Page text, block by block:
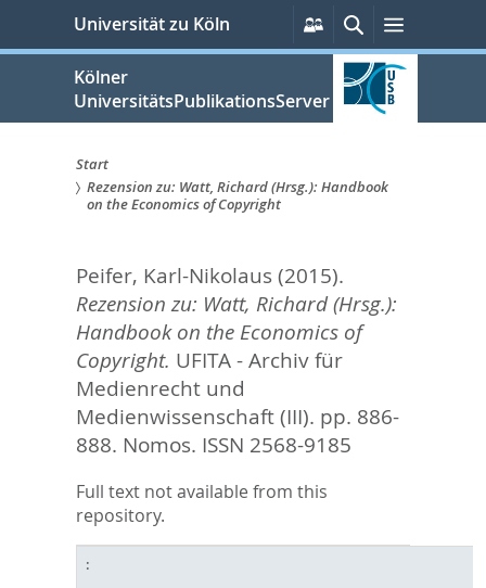
springen
Universität zu Köln
Persönliche
Services
SucheMenü
Kölner
UniversitätsPublikationsServer
Sie
hier:
Start
Rezension zu: Watt, Richard (Hrsg.): Handbook
on the Economics of Copyright
Peifer, Karl-Nikolaus(2015).
Rezension zu: Watt, Richard (Hrsg.):
Handbook on the Economics of
Copyright. UFITA - Archiv für
Medienrecht und
Medienwissenschaft (III). pp. 886-
888. Nomos. ISSN 2568-9185
Full text not available from this
repository.